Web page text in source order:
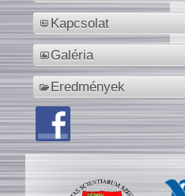
Kapcsolat
Galéria
Eredmények